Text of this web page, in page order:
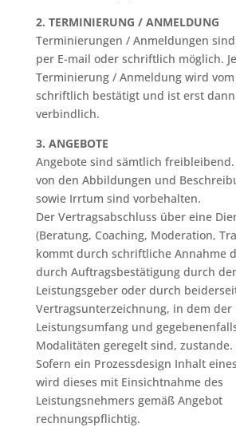
2. TERMINIERUNG / ANMELDUNG
Terminierungen / Anmeldungen
per E-mail oder schriftlich möglich.
Terminierung / Anmeldung wird
schriftlich bestätigt und ist erst
verbindlich.
3. ANGEBOTE
Angebote sind sämtlich
von den Abbildungen und
sowie Irrtum sind vorbehalten.
Der Vertragsabschluss über eine
(Beratung, Coaching, Moderation,
kommt durch schriftliche Annahme
durch Auftragsbestätigung durch
Leistungsgeber oder durch
Vertragsunterzeichnung, in dem
Leistungsumfang und
Modalitäten geregelt sind, zustande.
Sofern ein Prozessdesign Inhalt
wird dieses mit Einsichtnahme des
Leistungsnehmers gemäß Angebot
rechnungspflichtig.